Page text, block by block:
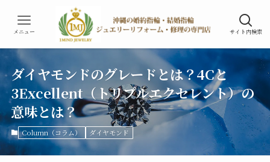
サイト内検索
メニュー
ダイヤモンドのグレードとは？4Cと
3Excellent（トリプルエクセレント）の
意味とは？
Column（コラム） ダイヤモンド